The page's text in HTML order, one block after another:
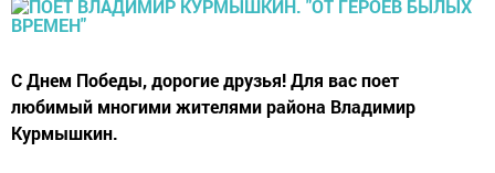
С Днем Победы, дорогие друзья! Для вас поет
любимый многими жителями района Владимир
Курмышкин.